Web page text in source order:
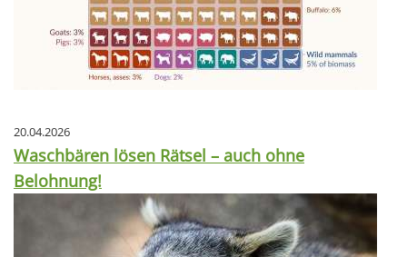
20.04.2026
Waschbären lösen Rätsel – auch ohne
Belohnung!